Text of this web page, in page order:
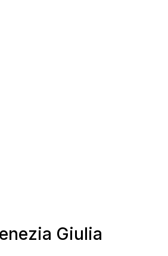
Giulia